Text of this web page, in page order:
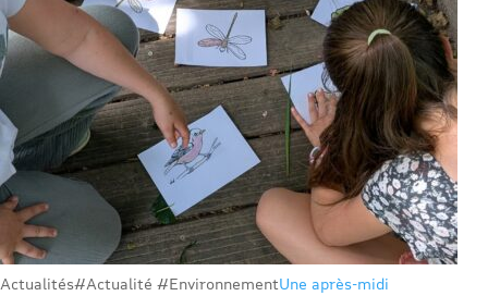
Actualités#Actualité #EnvironnementUne après-midi